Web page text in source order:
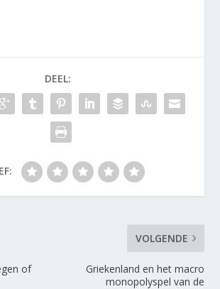
DEEL:
of
VOLGENDE
Griekenland en het macro
monopolyspel van de